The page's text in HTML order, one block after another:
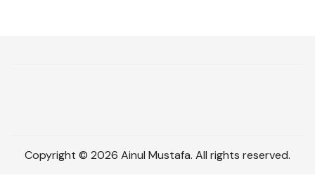
Copyright © 2026 Ainul Mustafa. All rights reserved.